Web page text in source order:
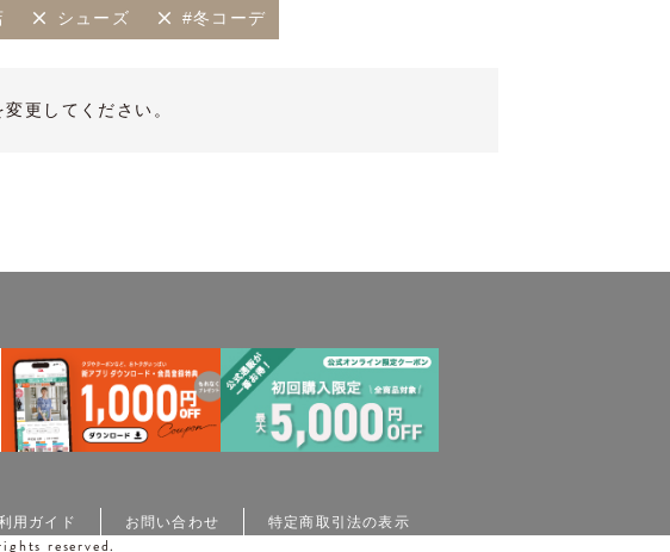
シューズ #冬コーデ
更してください。
用ガイド お問い合わせ 特定商取引法の表示
reserved.